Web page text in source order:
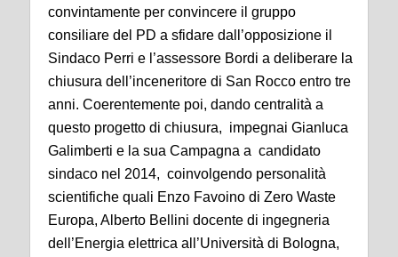
convintamente per convincere il gruppo
consiliare del PD a sfidare dall’opposizione il
Sindaco Perri e l’assessore Bordi a deliberare la
chiusura dell’inceneritore di San Rocco entro tre
anni. Coerentemente poi, dando centralità a
questo progetto di chiusura, impegnai Gianluca
Galimberti e la sua Campagna a candidato
sindaco nel 2014, coinvolgendo personalità
scientifiche quali Enzo Favoino di Zero Waste
Europa, Alberto Bellini docente di ingegneria
dell’Energia elettrica all’Università di Bologna,